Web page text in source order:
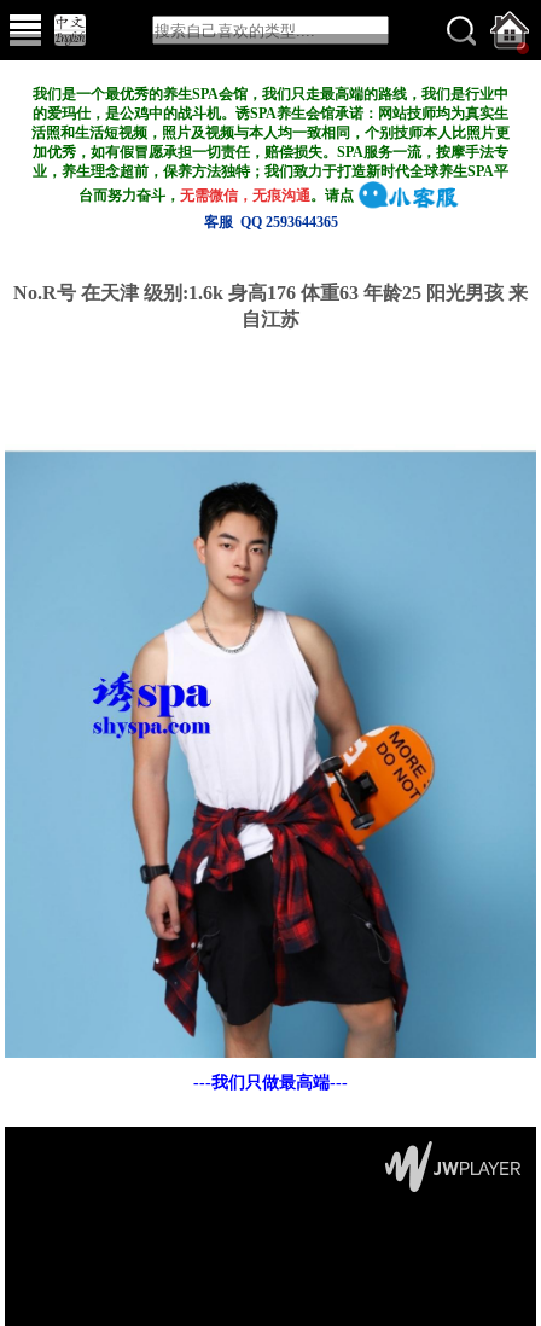
我们是一个最优秀的养生SPA会馆，我们只走最高端的路线，我们是行业中
的爱玛仕，是公鸡中的战斗机。诱SPA养生会馆承诺：网站技师均为真实生
活照和生活短视频，照片及视频与本人均一致相同，个别技师本人比照片更
加优秀，如有假冒愿承担一切责任，赔偿损失。SPA服务一流，按摩手法专
业，养生理念超前，保养方法独特；我们致力于打造新时代全球养生SPA平
台而努力奋斗，无需微信，无痕沟通。请点
客服 QQ 2593644365
No.R号 在天津 级别:1.6k 身高176 体重63 年龄25 阳光男孩 来
自江苏
---我们只做最高端---